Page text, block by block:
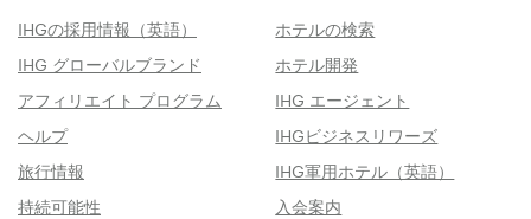
IHGの採用情報（英語）
ホテルの検索
IHG グローバルブランド
ホテル開発
アフィリエイト プログラム
IHG エージェント
ヘルプ
IHGビジネスリワーズ
旅行情報
IHG軍用ホテル（英語）
持続可能性
入会案内